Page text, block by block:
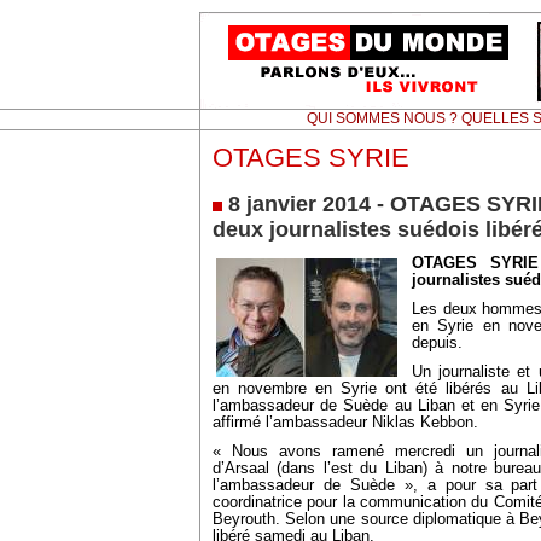
QUI SOMMES NOUS ? QUELLES
OTAGES SYRIE
8 janvier 2014 - OTAGES
deux journalistes suédois
OTAGES
journalistes
Les deux
en Syrie en
depuis.
Un journaliste et
en novembre en Syrie ont été libérés au
l’ambassadeur de Suède au Liban et en
affirmé l’ambassadeur Niklas Kebbon.
« Nous avons ramené mercredi un
d’Arsaal (dans l’est du Liban) à notre
l’ambassadeur de Suède », a pour sa
coordinatrice pour la communication du
Beyrouth. Selon une source diplomatique à
libéré samedi au Liban.